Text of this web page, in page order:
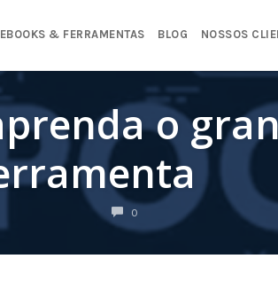
EBOOKS & FERRAMENTAS BLOG NOSSOS
o
0 COMENTÁRIOS